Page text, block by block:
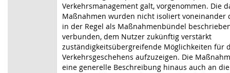
Verkehrsmanagement galt, vorgenommen. Die
Maßnahmen wurden nicht isoliert voneinander
in der Regel als Maßnahmenbündel
verbunden, dem Nutzer zukünftig verstärkt
zuständigkeitsübergreifende Möglichkeiten für
Verkehrsgeschehens aufzuzeigen. Die
eine generelle Beschreibung hinaus auch an